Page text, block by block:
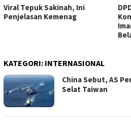
Viral Tepuk Sakinah, Ini
Penjelasan Kemenag
KATEGORI: INTERNASIONAL
China Sebut, AS
Selat Taiwan